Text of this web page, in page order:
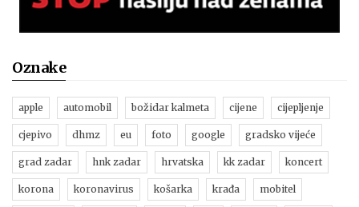
Oznake
apple automobil božidar kalmeta cijene cijepljenje
cjepivo dhmz eu foto google gradsko vijeće
grad zadar hnk zadar hrvatska kk zadar koncert
korona koronavirus košarka krađa mobitel